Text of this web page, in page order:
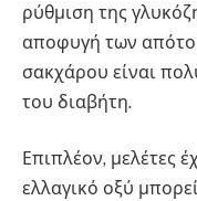
ρύθμιση της
αποφυγή των
σακχάρου είναι
του διαβήτη.
Επιπλέον, μελέτες
ελλαγικό οξύ